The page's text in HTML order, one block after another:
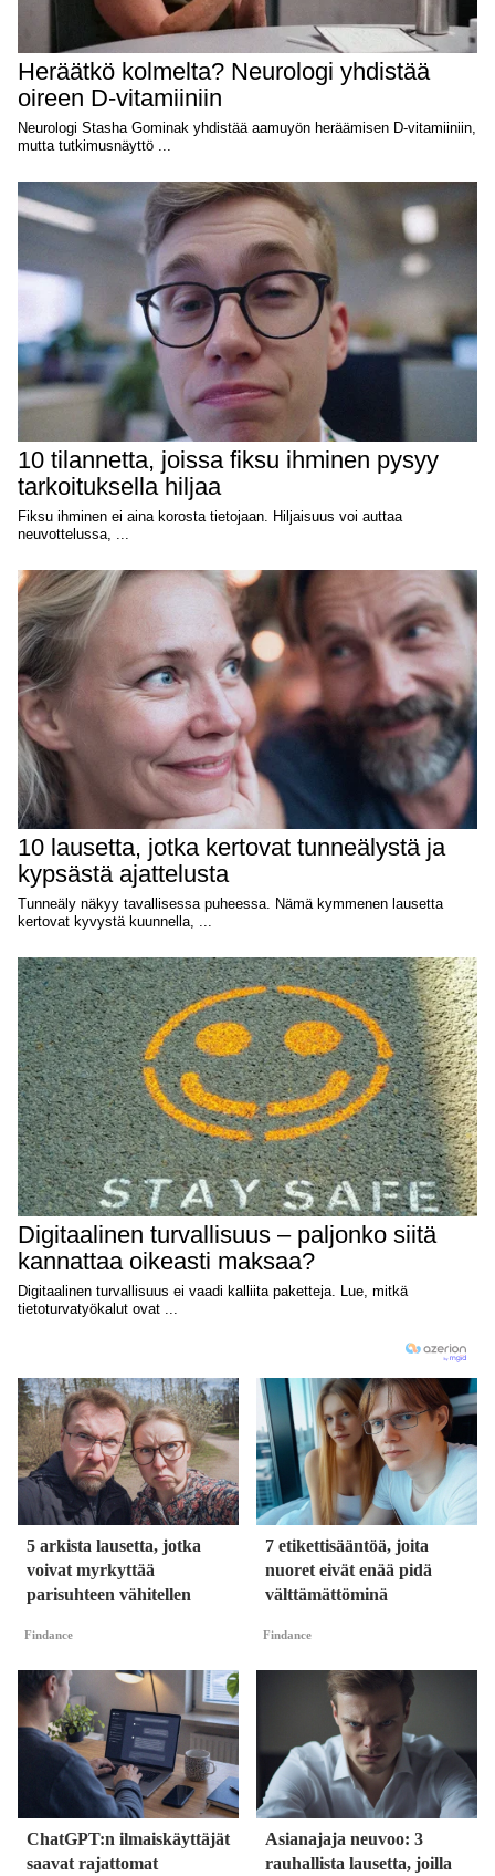
5 arkista lausetta, jotka
voivat myrkyttää
parisuhteen vähitellen
Findance
7 etikettisääntöä, joita
nuoret eivät enää pidä
välttämättöminä
Findance
ChatGPT:n ilmaiskäyttäjät
saavat rajattomat
Asianajaja neuvoo: 3
rauhallista lausetta, joilla